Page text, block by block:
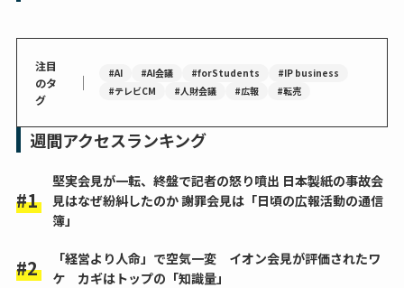
注目
のタ
グ
｜ #AI #AI会議 #forStudents
#IP business
#テレビCM
#人財会議 #広報 #転売
週間アクセスランキング
堅実会見が一転、終盤で記者の怒り噴出 日本製紙の事故会
見はなぜ紛糾したのか 謝罪会見は「日頃の広報活動の通信
簿」
「経営より人命」で空気一変 イオン会見が評価されたワ
ケ カギはトップの「知識量」